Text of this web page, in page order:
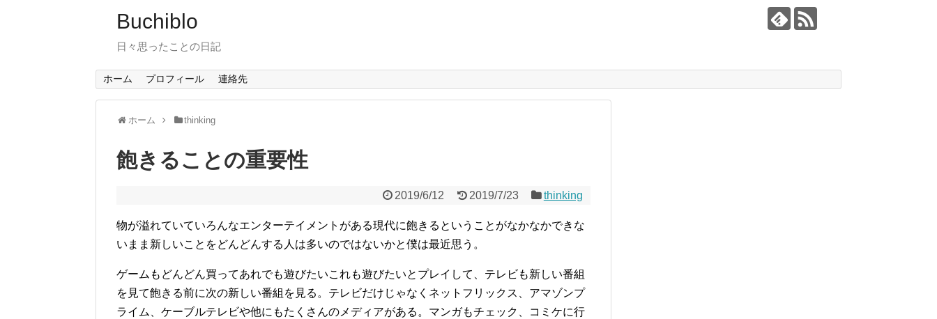
Buchiblo
日々思ったことの日記
ホーム プロフィール 連絡先
ホーム thinking
飽きることの重要性
2019/6/12 2019/7/23 thinking
物が溢れていていろんなエンターテイメントがある現代に飽きるということがなかなかできな
いまま新しいことをどんどんする人は多いのではないかと僕は最近思う。
ゲームもどんどん買ってあれでも遊びたいこれも遊びたいとプレイして、テレビも新しい番組
を見て飽きる前に次の新しい番組を見る。テレビだけじゃなくネットフリックス、アマゾンプ
ライム、ケーブルテレビや他にもたくさんのメディアがある。マンガもチェック、コミケに行